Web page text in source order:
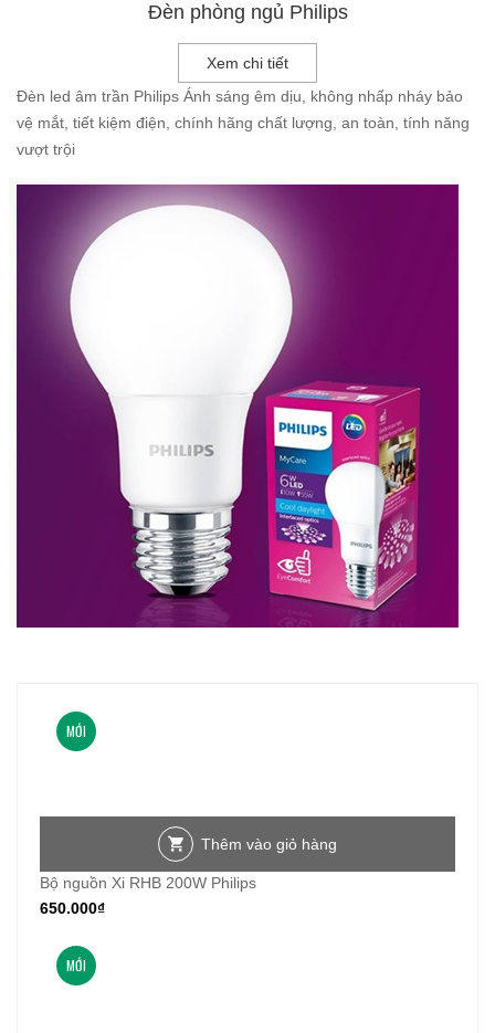
Đèn phòng ngủ Philips
Xem chi tiết
Đèn led âm trần Philips Ánh sáng êm dịu , không nhấp nháy bảo
vệ mắt, tiết kiệm điện, chính hãng chất lượng, an toàn, tính năng
vượt trội
MỚI
Thêm vào giỏ hàng
Bộ nguồn Xi RHB 200W Philips
650.000₫
MỚI